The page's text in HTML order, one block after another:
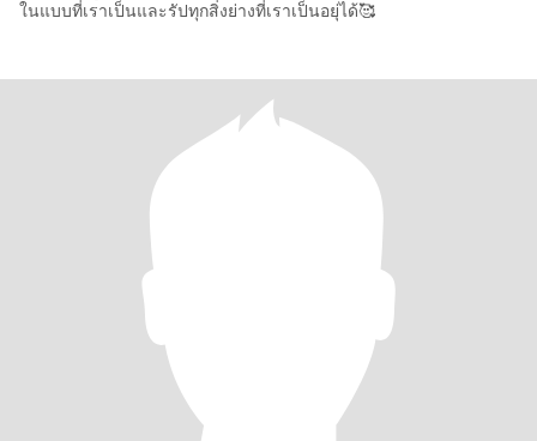
ในแบบที่เราเป็นและรัปทุกสิ่งย่างที่เราเป็นอยุ่ได้🥰